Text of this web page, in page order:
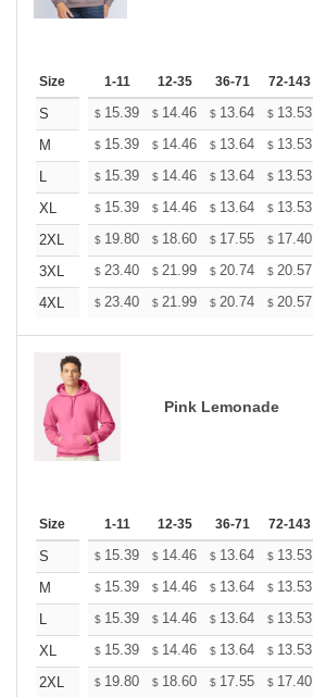
Size 1-11 12-35 36-71 72-143
S $ 15.39 $ 14.46 $ 13.64 $ 13.53
M
$ 15.39 $ 14.46 $ 13.64 $ 13.53
L
$ 15.39 $ 14.46 $ 13.64 $ 13.53
XL
$ 15.39 $ 14.46 $ 13.64 $ 13.53
2XL
$ 19.80 $ 18.60 $ 17.55 $ 17.40
3XL
$ 23.40 $ 21.99 $ 20.74 $ 20.57
4XL
$ 23.40 $ 21.99 $ 20.74 $ 20.57
Pink Lemonade
Size 1-11 12-35 36-71 72-143
S $ 15.39 $ 14.46 $ 13.64 $ 13.53
M
$ 15.39 $ 14.46 $ 13.64 $ 13.53
L
$ 15.39 $ 14.46 $ 13.64 $ 13.53
XL
$ 15.39 $ 14.46 $ 13.64 $ 13.53
2XL
$ 19.80 $ 18.60 $ 17.55 $ 17.40